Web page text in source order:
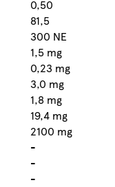
0,50
81,5
300 NE
1,5 mg
0,23 mg
3,0 mg
1,8 mg
19,4 mg
2100 mg
-
-
-